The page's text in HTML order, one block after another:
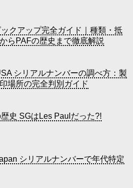
クアップ完全ガイド｜種類・抵
らPAFの歴史まで徹底解説
シリアルナンバーの調べ方：製
場所の完全判別ガイド
史 SGはLes Paulだった?!
シリアルナンバーで年代特定